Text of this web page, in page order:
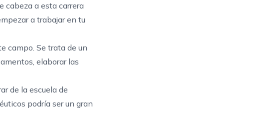
cabeza a esta carrera
a trabajar en tu
campo. Se trata de un
elaborar las
de la escuela de
podría ser un gran